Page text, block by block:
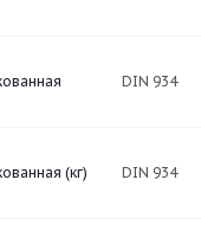
DIN 934
(кг) DIN 934